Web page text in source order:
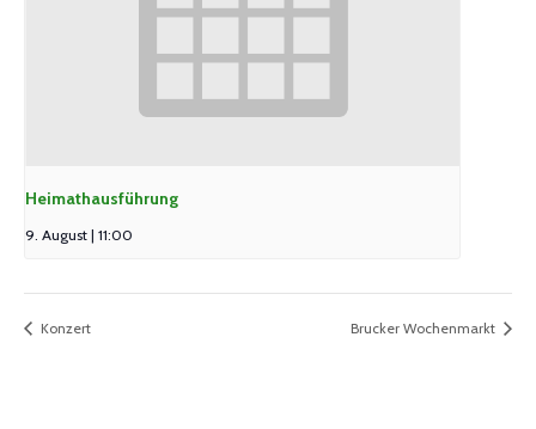
Heimathausführung
9. August | 11:00
Konzert Brucker Wochenmarkt